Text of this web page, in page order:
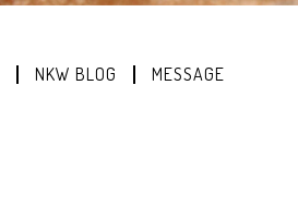
NKW BLOG MESSAGE